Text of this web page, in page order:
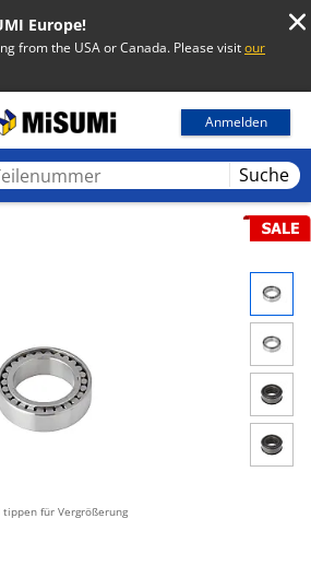
Europe!
from the USA or Canada. Please visitour
Anmelden
Suche
tippen für Vergrößerung